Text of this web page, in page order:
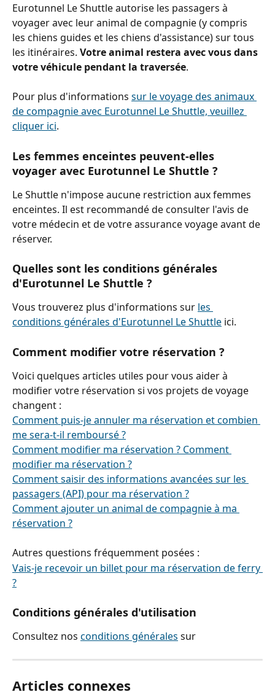
Eurotunnel Le Shuttle autorise les passagers à
voyager avec leur animal de compagnie (y compris
les chiens guides et les chiens d'assistance) sur tous
les itinéraires. Votre animal restera avec vous dans
votre véhicule pendant la traversée.
Pour plus d'informations sur le voyage des animaux
de compagnie avec Eurotunnel Le Shuttle, veuillez
cliquer ici.
Les femmes enceintes peuvent-elles
voyager avec Eurotunnel Le Shuttle ?
Le Shuttle n'impose aucune restriction aux femmes
enceintes. Il est recommandé de consulter l'avis de
votre médecin et de votre assurance voyage avant de
réserver.
Quelles sont les conditions générales
d'Eurotunnel Le Shuttle ?
Vous trouverez plus d'informations sur les
conditions générales d'Eurotunnel Le Shuttle ici.
Comment modifier votre réservation ?
Voici quelques articles utiles pour vous aider à
modifier votre réservation si vos projets de voyage
changent :
Comment puis-je annuler ma réservation et combien
me sera-t-il remboursé ?
Comment modifier ma réservation ? Comment
modifier ma réservation ?
Comment saisir des informations avancées sur les
passagers (API) pour ma réservation ?
Comment ajouter un animal de compagnie à ma
réservation ?
Autres questions fréquemment posées :
Vais-je recevoir un billet pour ma réservation de ferry
?
Conditions générales d'utilisation
Consultez nos conditions générales sur
Articles connexes